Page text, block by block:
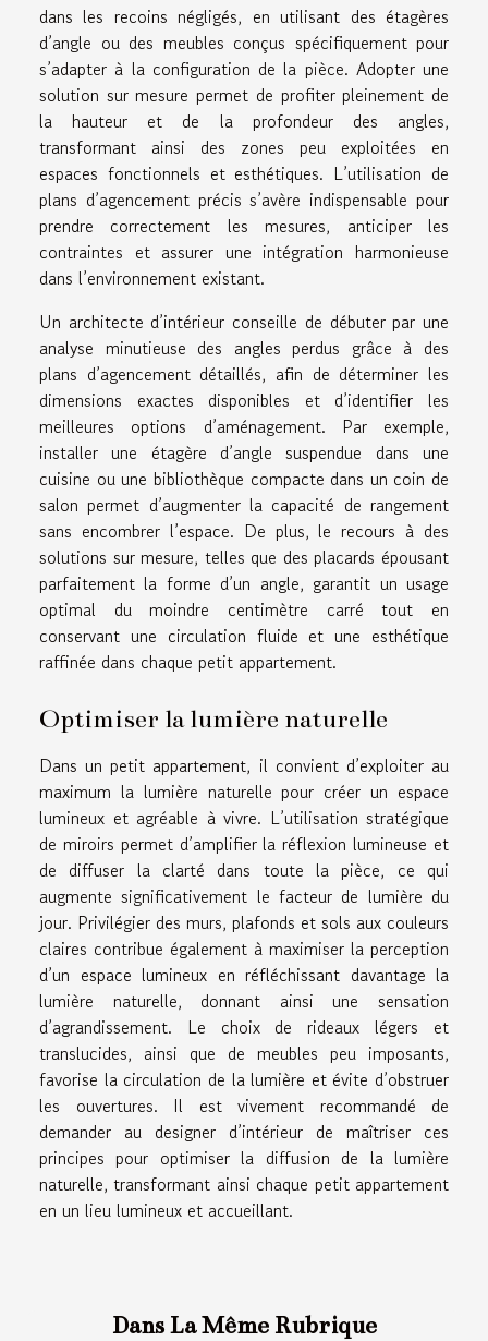
dans les recoins négligés, en utilisant des étagères
d’angle ou des meubles conçus spécifiquement pour
s’adapter à la configuration de la pièce. Adopter une
solution sur mesure permet de profiter pleinement de
la hauteur et de la profondeur des angles,
transformant ainsi des zones peu exploitées en
espaces fonctionnels et esthétiques. L’utilisation de
plans d’agencement précis s’avère indispensable pour
prendre correctement les mesures, anticiper les
contraintes et assurer une intégration harmonieuse
dans l’environnement existant.
Un architecte d’intérieur conseille de débuter par une
analyse minutieuse des angles perdus grâce à des
plans d’agencement détaillés, afin de déterminer les
dimensions exactes disponibles et d’identifier les
meilleures options d’aménagement. Par exemple,
installer une étagère d’angle suspendue dans une
cuisine ou une bibliothèque compacte dans un coin de
salon permet d’augmenter la capacité de rangement
sans encombrer l’espace. De plus, le recours à des
solutions sur mesure, telles que des placards épousant
parfaitement la forme d’un angle, garantit un usage
optimal du moindre centimètre carré tout en
conservant une circulation fluide et une esthétique
raffinée dans chaque petit appartement.
Optimiser la lumière naturelle
Dans un petit appartement, il convient d’exploiter au
maximum la lumière naturelle pour créer un espace
lumineux et agréable à vivre. L’utilisation stratégique
de miroirs permet d’amplifier la réflexion lumineuse et
de diffuser la clarté dans toute la pièce, ce qui
augmente significativement le facteur de lumière du
jour. Privilégier des murs, plafonds et sols aux couleurs
claires contribue également à maximiser la perception
d’un espace lumineux en réfléchissant davantage la
lumière naturelle, donnant ainsi une sensation
d’agrandissement. Le choix de rideaux légers et
translucides, ainsi que de meubles peu imposants,
favorise la circulation de la lumière et évite d’obstruer
les ouvertures. Il est vivement recommandé de
demander au designer d’intérieur de maîtriser ces
principes pour optimiser la diffusion de la lumière
naturelle, transformant ainsi chaque petit appartement
en un lieu lumineux et accueillant.
Dans La Même Rubrique